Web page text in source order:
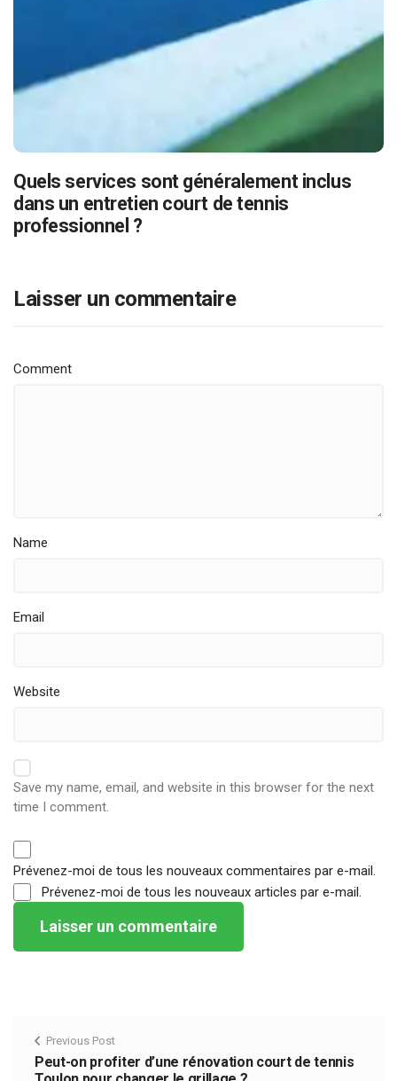
Quels services sont généralement inclus
dans un entretien court de tennis
professionnel ?
Laisser un commentaire
Comment
Name
Email
Website
Save my name, email, and website in this browser for the next
time I comment.
Prévenez-moi de tous les nouveaux commentaires par e-mail.
Prévenez-moi de tous les nouveaux articles par e-mail.
Previous Post
Peut-on profiter d’une rénovation court de tennis